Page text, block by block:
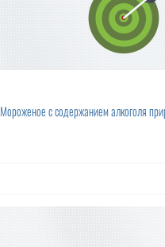
Мороженое с содержанием алкоголя